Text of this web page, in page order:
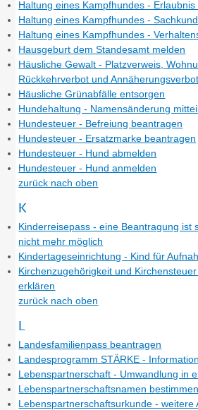
Haltung eines Kampfhundes -
Haltung eines Kampfhundes -
Haltung eines Kampfhundes -
Hausgeburt dem Standesamt melden
Häusliche Gewalt - Platzverweis,
Rückkehrverbot und
Häusliche Grünabfälle entsorgen
Hundehaltung - Namensänderung
Hundesteuer - Befreiung beantragen
Hundesteuer - Ersatzmarke beantragen
Hundesteuer - Hund abmelden
Hundesteuer - Hund anmelden
zurück nach oben
K
Kinderreisepass - eine Beantragung ist
nicht mehr möglich
Kindertageseinrichtung - Kind für
Kirchenzugehörigkeit und
erklären
zurück nach oben
L
Landesfamilienpass beantragen
Landesprogramm STÄRKE -
Lebenspartnerschaft - Umwandlung in
Lebenspartnerschaftsnamen bestimmen
Lebenspartnerschaftsurkunde - weitere